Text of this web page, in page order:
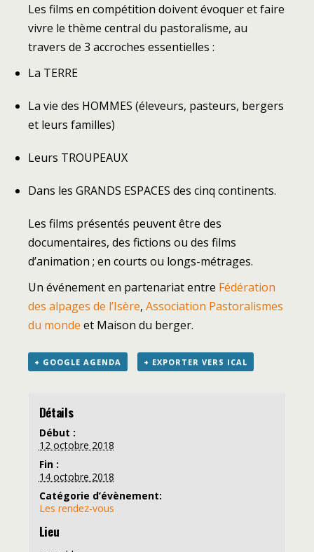
Les films en compétition doivent évoquer et faire
vivre le thème central du pastoralisme, au
travers de 3 accroches essentielles :
La TERRE
La vie des HOMMES (éleveurs, pasteurs, bergers
et leurs familles)
Leurs TROUPEAUX
Dans les GRANDS ESPACES des cinq continents.
Les films présentés peuvent être des
documentaires, des fictions ou des films
d’animation ; en courts ou longs-métrages.
Un événement en partenariat entre Fédération
des alpages de l’Isère, Association Pastoralismes
du monde et Maison du berger.
+ GOOGLE AGENDA + EXPORTER VERS ICAL
Détails
Début :
12 octobre 2018
Fin :
14 octobre 2018
Catégorie d’évènement:
Les rendez-vous
Lieu